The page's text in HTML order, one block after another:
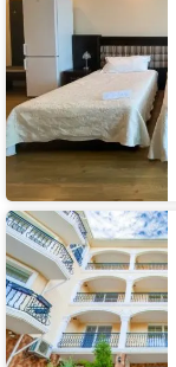
Гостиница
Зоряника